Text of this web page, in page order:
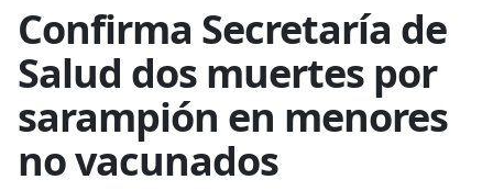
Confirma Secretaría de
Salud dos muertes por
sarampión en menores
no vacunados